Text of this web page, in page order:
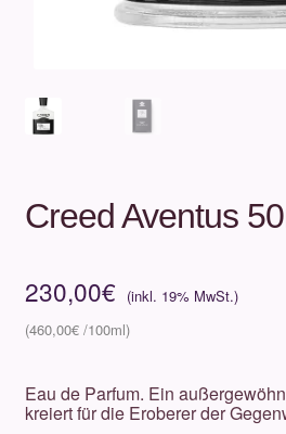
Creed Aventus
230,00€
460,00€
Eau de Parfum. Ein
kreiert für die Eroberer der